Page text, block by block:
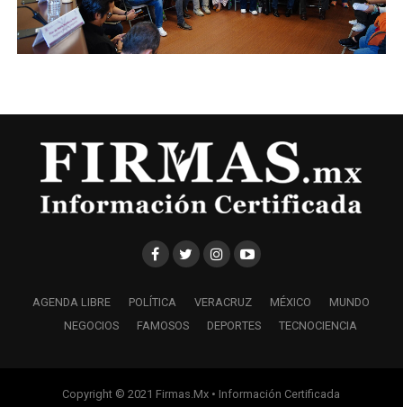
AGENDA LIBRE POLÍTICA VERACRUZ MÉXICO
MUNDO
NEGOCIOS
FAMOSOS DEPORTES TECNOCIENCIA
Copyright © 2021 Firmas.Mx • Información Certificada